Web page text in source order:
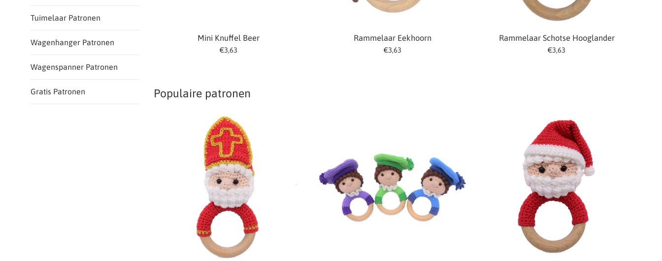
Tuimelaar Patronen
Wagenhanger Patronen
Wagenspanner Patronen
Gratis Patronen
Mini Knuffel Beer
Normale
€3,63
Rammelaar Eekhoorn
Normale
€3,63
Rammelaar Schotse Hooglander
Normale
€3,63
Populaire patronen